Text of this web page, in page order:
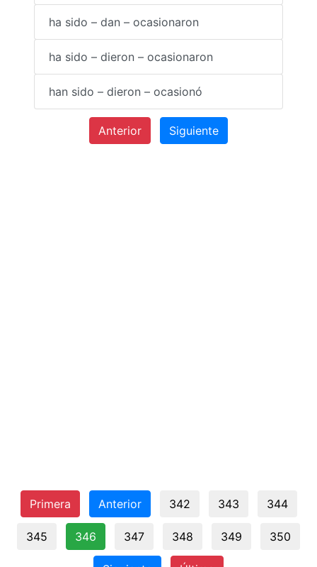
ha sido – dan – ocasionaron
ha sido – dieron – ocasionaron
han sido – dieron – ocasionó
Anterior Siguiente
Primera Anterior 342 343 344
345 346 347 348 349 350